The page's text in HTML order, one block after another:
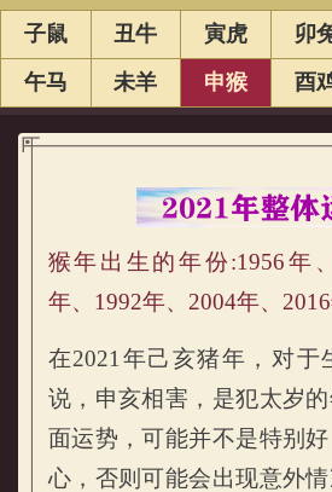
子鼠 丑牛 寅虎 卯
午马
未羊 申猴 酉
属猴的人2021年运势及运程
属猴的人2021年整体运势
猴年出生的年份:1956年
年、1992年、2004年、
在2021年己亥猪年，对于
说，申亥相害，是犯太岁
面运势，可能并不是特别
心，否则可能会出现意外情